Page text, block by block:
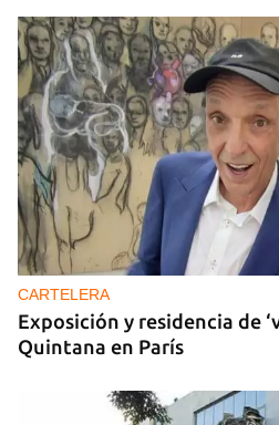
CARTELERA
Exposición y residencia de
Quintana en París